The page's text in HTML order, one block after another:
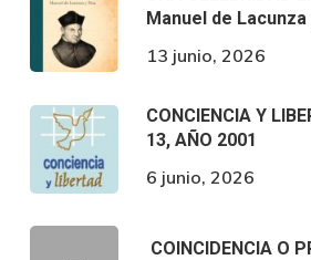
Manuel de Lacunza
13 junio, 2026
CONCIENCIA Y
13, AÑO 2001
6 junio, 2026
COINCIDENCIA O